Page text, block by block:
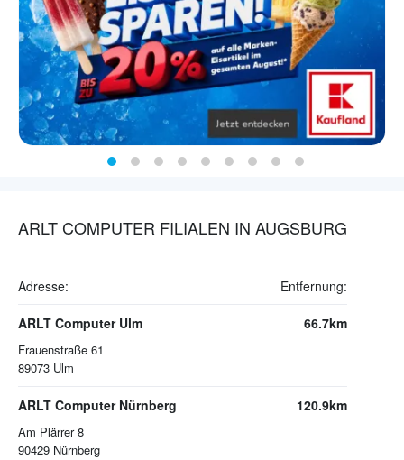
ARLT COMPUTER FILIALEN IN AUGSBURG
Adresse: Entfernung:
ARLT Computer Ulm
Frauenstraße 61
89073 Ulm
66.7km
ARLT Computer Nürnberg
Am Plärrer 8
90429 Nürnberg
120.9km